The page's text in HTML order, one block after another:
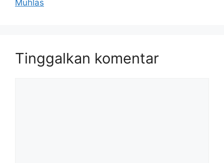
Muhlas
Tinggalkan komentar